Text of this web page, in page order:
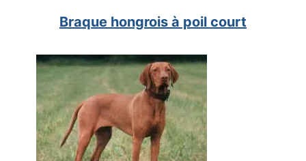
Braque hongrois à poil court